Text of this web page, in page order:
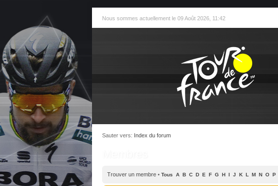
Nous sommes actuellement le 09 Août 2026, 11:42
Sauter vers: Index du forum
Trouver un membre • Tous A B C D E F G H I J K L M N O P